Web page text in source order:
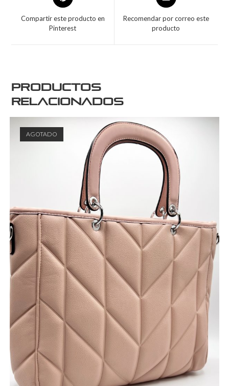
Compartir este producto en
Pinterest
Recomendar por correo este
producto
Productos
relacionados
AGOTADO